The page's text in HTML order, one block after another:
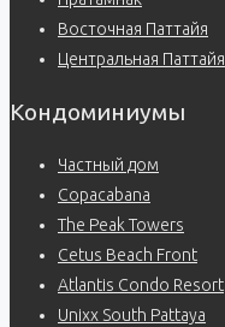
Восточная Паттайя
Центральная Паттайя
Кондоминиумы
Частный дом
Copacabana
The Peak Towers
Cetus Beach Front
Atlantis Condo Resort
Unixx South Pattaya